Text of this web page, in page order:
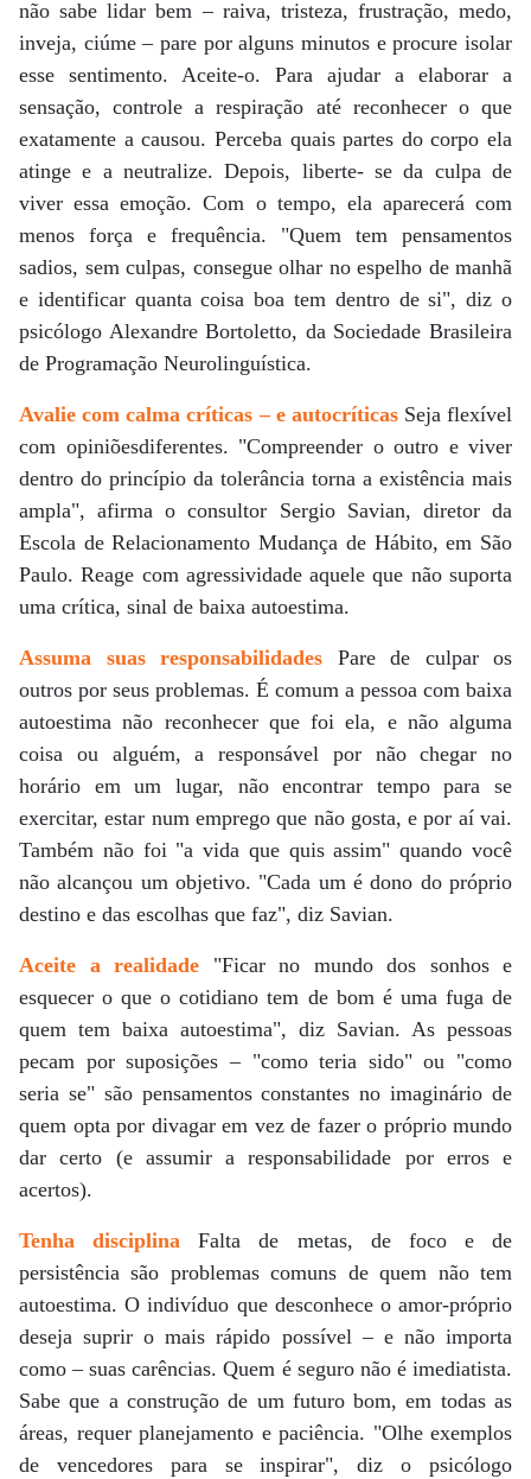
não sabe lidar bem – raiva, tristeza, frustração, medo,
inveja, ciúme – pare por alguns minutos e procure isolar
esse sentimento. Aceite-o. Para ajudar a elaborar a
sensação, controle a respiração até reconhecer o que
exatamente a causou. Perceba quais partes do corpo ela
atinge e a neutralize. Depois, liberte- se da culpa de
viver essa emoção. Com o tempo, ela aparecerá com
menos força e frequência. "Quem tem pensamentos
sadios, sem culpas, consegue olhar no espelho de manhã
e identificar quanta coisa boa tem dentro de si", diz o
psicólogo Alexandre Bortoletto, da Sociedade Brasileira
de Programação Neurolinguística.
Avalie com calma críticas – e autocríticasSeja flexível
com opiniõesdiferentes. "Compreender o outro e viver
dentro do princípio da tolerância torna a existência mais
ampla", afirma o consultor Sergio Savian, diretor da
Escola de Relacionamento Mudança de Hábito, em São
Paulo. Reage com agressividade aquele que não suporta
uma crítica, sinal de baixa autoestima.
Assuma suas responsabilidades Pare de culpar os
outros por seus problemas. É comum a pessoa com baixa
autoestima não reconhecer que foi ela, e não alguma
coisa ou alguém, a responsável por não chegar no
horário em um lugar, não encontrar tempo para se
exercitar, estar num emprego que não gosta, e por aí vai.
Também não foi "a vida que quis assim" quando você
não alcançou um objetivo. "Cada um é dono do próprio
destino e das escolhas que faz", diz Savian.
Aceite a realidade "Ficar no mundo dos sonhos e
esquecer o que o cotidiano tem de bom é uma fuga de
quem tem baixa autoestima", diz Savian. As pessoas
pecam por suposições – "como teria sido" ou "como
seria se" são pensamentos constantes no imaginário de
quem opta por divagar em vez de fazer o próprio mundo
dar certo (e assumir a responsabilidade por erros e
acertos).
Tenha disciplina Falta de metas, de foco e de
persistência são problemas comuns de quem não tem
autoestima. O indivíduo que desconhece o amor-próprio
deseja suprir o mais rápido possível – e não importa
como – suas carências. Quem é seguro não é imediatista.
Sabe que a construção de um futuro bom, em todas as
áreas, requer planejamento e paciência. "Olhe exemplos
de vencedores para se inspirar", diz o psicólogo